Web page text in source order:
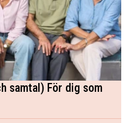
samtal) För dig som